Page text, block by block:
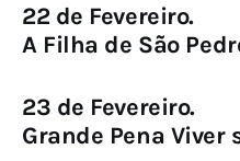
22 de Fevereiro.
A Filha de São
23 de Fevereiro.
Grande Pena Viver